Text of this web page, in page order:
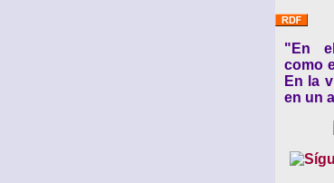
"En
como
En la
en un